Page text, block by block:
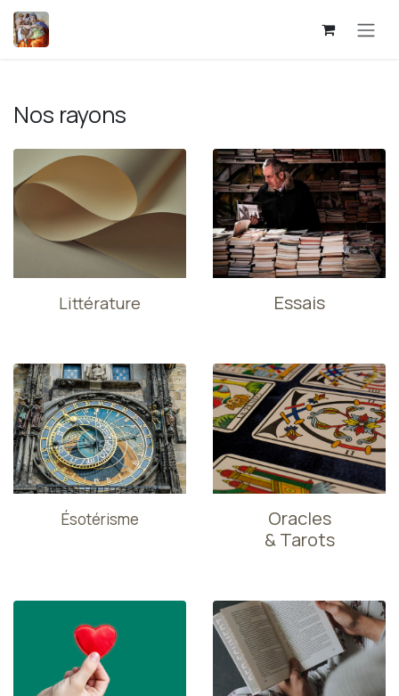
Se rendre au contenu
Nos rayons
Littérature Essais
Ésotérisme
Oracles
& Tarots